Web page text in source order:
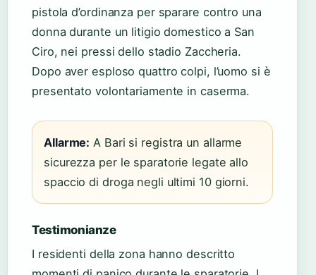
pistola d’ordinanza per sparare contro una
donna durante un litigio domestico a San
Ciro, nei pressi dello stadio Zaccheria.
Dopo aver esploso quattro colpi, l’uomo si è
presentato volontariamente in caserma.
Allarme: A Bari si registra un allarme
sicurezza per le sparatorie legate allo
spaccio di droga negli ultimi 10 giorni.
Testimonianze
I residenti della zona hanno descritto